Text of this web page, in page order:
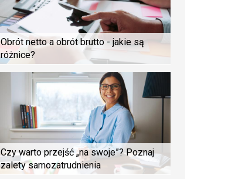
Obrót netto a obrót brutto - jakie są
różnice?
Czy warto przejść „na swoje”? Poznaj
zalety samozatrudnienia